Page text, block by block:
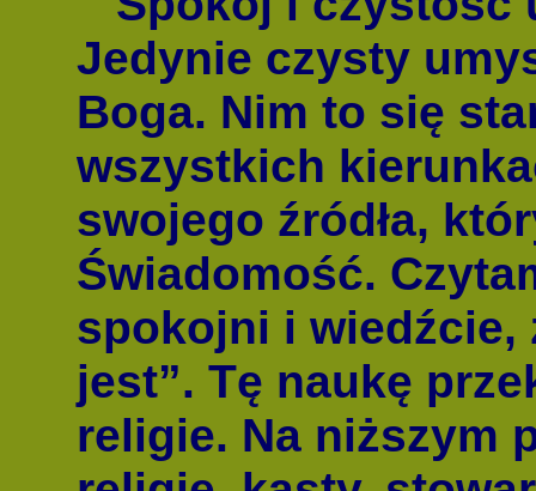
Jedynie czysty
Boga. Nim to się
wszystkich
swojego źródła,
Świadomość.
spokojni i wiedźcie,
jest”. Tę naukę
religie. Na niższym